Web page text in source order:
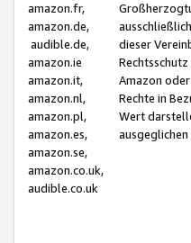
amazon.fr,
amazon.de,
audible.de,
amazon.ie
amazon.it,
amazon.nl,
amazon.pl,
amazon.es,
amazon.se,
amazon.co.uk,
audible.co.uk
dieser
Amazon
Rechte in
Wert